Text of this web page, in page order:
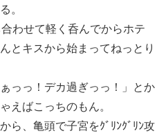
。
わせて軽く呑んでからホテ
とキスから始まってねっとり
っっ！デカ過ぎっっ！」とか
えばこっちのもん。
ら、亀頭で子宮をｸﾞﾘﾝｸﾞﾘﾝ攻